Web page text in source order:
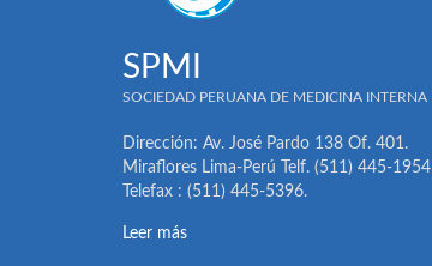
SPMI
SOCIEDAD PERUANA DE MEDICINA INTERNA
Dirección: Av. José Pardo 138 Of. 401.
Miraflores Lima-Perú Telf. (511) 445-1954
Telefax : (511) 445-5396.
Leer más